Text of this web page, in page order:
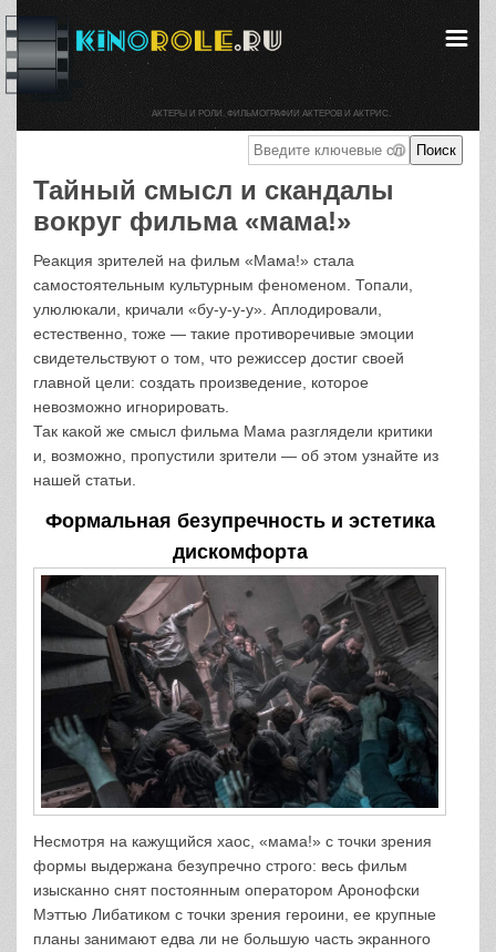
Тайный смысл и скандалы
вокруг фильма «мама!»
Реакция зрителей на фильм «Мама!» стала
самостоятельным культурным феноменом. Топали,
улюлюкали, кричали «бу-у-у-у». Аплодировали,
естественно, тоже — такие противоречивые эмоции
свидетельствуют о том, что режиссер достиг своей
главной цели: создать произведение, которое
невозможно игнорировать.
Так какой же смысл фильма Мама разглядели критики
и, возможно, пропустили зрители — об этом узнайте из
нашей статьи.
Формальная безупречность и эстетика
дискомфорта
Несмотря на кажущийся хаос, «мама!» с точки зрения
формы выдержана безупречно строго: весь фильм
изысканно снят постоянным оператором Аронофски
Мэттью Либатиком с точки зрения героини, ее крупные
планы занимают едва ли не большую часть экранного
АКТЕРЫ И РОЛИ. ФИЛЬМОГРАФИИ АКТЕРОВ И АКТРИС.